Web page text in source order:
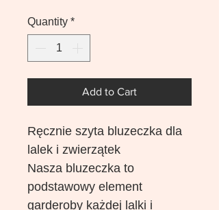
Quantity *
Add to Cart
Ręcznie szyta bluzeczka dla
lalek i zwierzątek
Nasza bluzeczka to
podstawowy element
garderoby każdej lalki i